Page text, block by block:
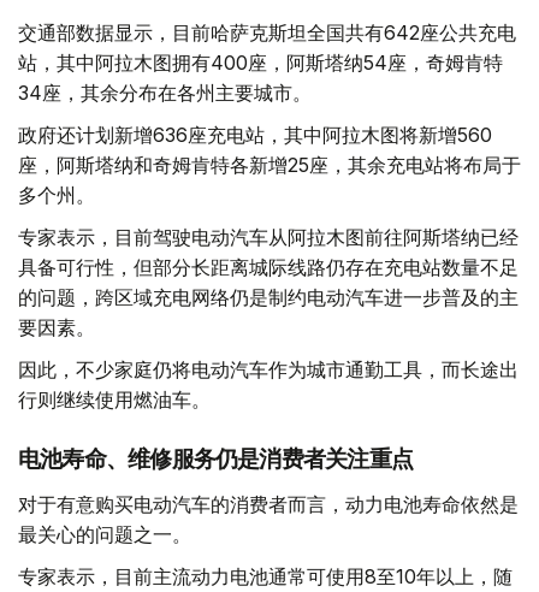
交通部数据显示，目前哈萨克斯坦全国共有642座公共充电
站，其中阿拉木图拥有400座，阿斯塔纳54座，奇姆肯特
34座，其余分布在各州主要城市。
政府还计划新增636座充电站，其中阿拉木图将新增560
座，阿斯塔纳和奇姆肯特各新增25座，其余充电站将布局于
多个州。
专家表示，目前驾驶电动汽车从阿拉木图前往阿斯塔纳已经
具备可行性，但部分长距离城际线路仍存在充电站数量不足
的问题，跨区域充电网络仍是制约电动汽车进一步普及的主
要因素。
因此，不少家庭仍将电动汽车作为城市通勤工具，而长途出
行则继续使用燃油车。
电池寿命、维修服务仍是消费者关注重点
对于有意购买电动汽车的消费者而言，动力电池寿命依然是
最关心的问题之一。
专家表示，目前主流动力电池通常可使用8至10年以上，随